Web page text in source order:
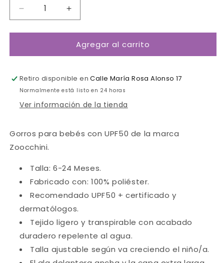
Reducir
cantidad
para
bebé
Tiburón-
Zoocchini
Aumentar
cantidad
para
Gorro
bebé
Tiburón-
Zoocchini
Agregar al carrito
Retiro disponible enCalle María Rosa Alonso 17
Normalmente está listo en 24 horas
Ver información de la tienda
Gorros para bebés con UPF50 de la marca
Zoocchini.
Talla: 6-24 Meses.
Fabricado con: 100% poliéster.
Recomendado UPF50 + certificado y
dermatólogos.
Tejido ligero y transpirable con acabado
duradero repelente al agua.
Talla ajustable según va creciendo el niño/a.